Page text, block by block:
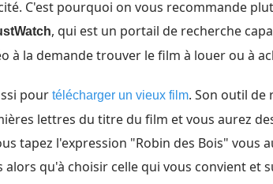
C'est pourquoi on vous recommande
, qui est un portail de recherche
à la demande trouver le film à louer ou à
pour télécharger un vieux film. Son outil de
lettres du titre du film et vous aurez
tapez l'expression "Robin des Bois" vous
alors qu'à choisir celle qui vous convient et